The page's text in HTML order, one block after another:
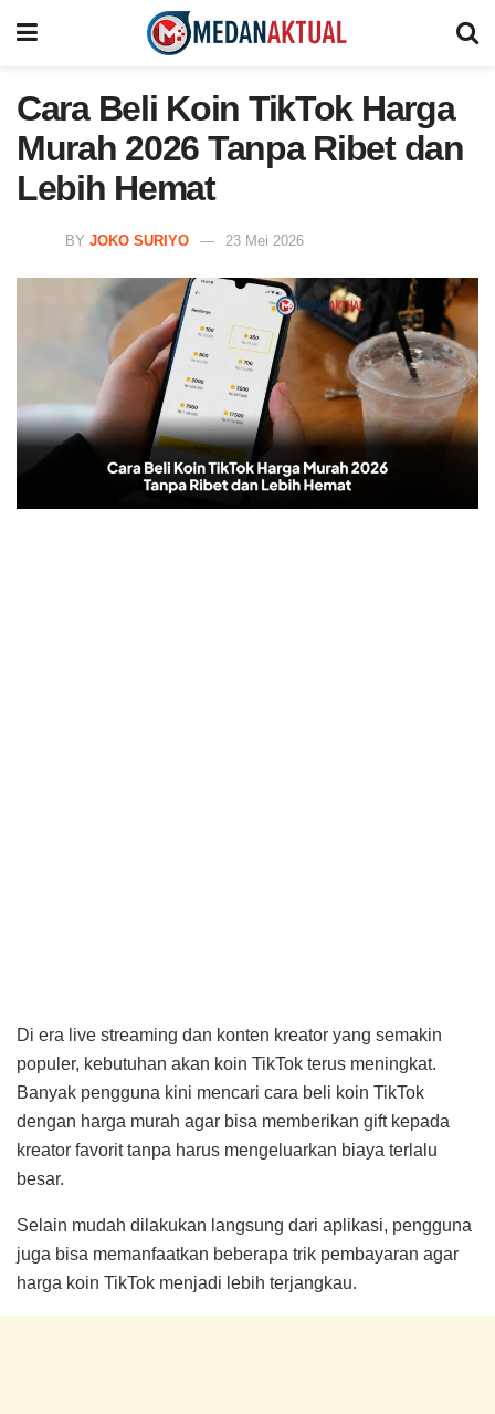
Cara Beli Koin TikTok Harga
Murah 2026 Tanpa Ribet dan
Lebih Hemat
BY JOKO SURIYO 23 Mei 2026
Di era live streaming dan konten kreator yang semakin
populer, kebutuhan akan koin TikTok terus meningkat.
Banyak pengguna kini mencari cara beli koin TikTok
dengan harga murah agar bisa memberikan gift kepada
kreator favorit tanpa harus mengeluarkan biaya terlalu
besar.
Selain mudah dilakukan langsung dari aplikasi, pengguna
juga bisa memanfaatkan beberapa trik pembayaran agar
harga koin TikTok menjadi lebih terjangkau.